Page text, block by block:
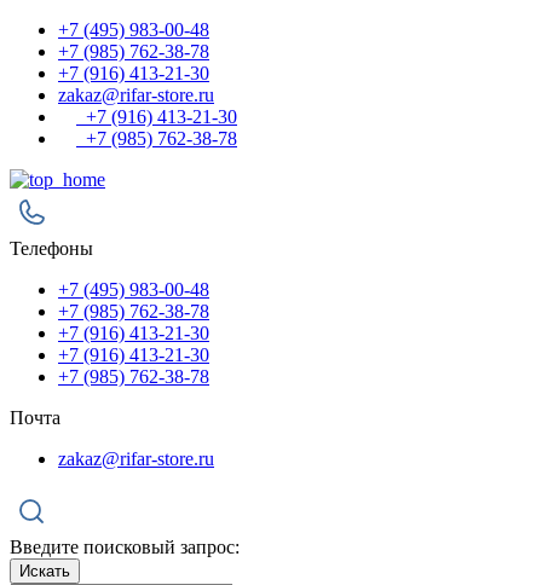
+7 (495) 983-00-48
+7 (985) 762-38-78
+7 (916) 413-21-30
zakaz@rifar-store.ru
+7 (916) 413-21-30
+7 (985) 762-38-78
Телефоны
+7 (495) 983-00-48
+7 (985) 762-38-78
+7 (916) 413-21-30
+7 (916) 413-21-30
+7 (985) 762-38-78
Почта
zakaz@rifar-store.ru
Введите поисковый запрос:
Искать